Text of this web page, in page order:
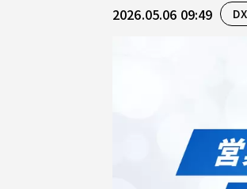
2026.05.06 09:49 DX